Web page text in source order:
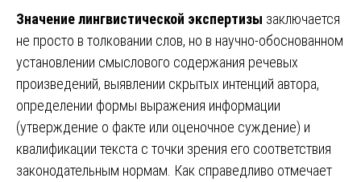
Значение лингвистической экспертизы заключается
не просто в толковании слов, но в научно-обоснованном
установлении смыслового содержания речевых
произведений, выявлении скрытых интенций автора,
определении формы выражения информации
(утверждение о факте или оценочное суждение) и
квалификации текста с точки зрения его соответствия
законодательным нормам. Как справедливо отмечает